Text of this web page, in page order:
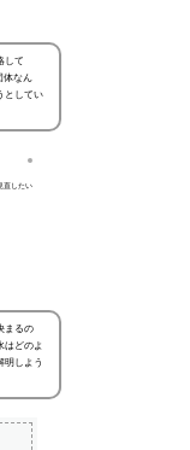
して
体なん
としてい
直したい
まるの
はどのよ
明しよう